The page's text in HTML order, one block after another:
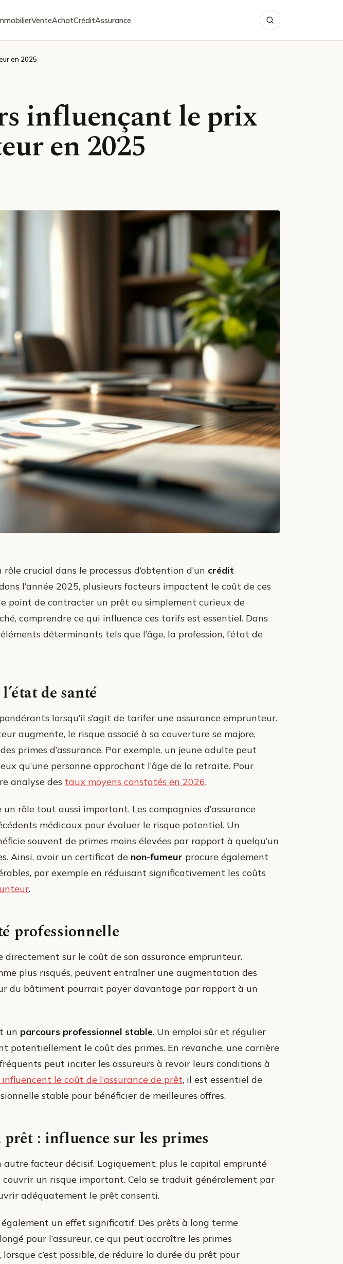
VenteAchatCréditAssurance
en 2025
influençant le prix
en 2025
rôle crucial dans le processus d’obtention d’un crédit
l’année 2025, plusieurs facteurs impactent le coût de ces
le point de contracter un prêt ou simplement curieux de
comprendre ce qui influence ces tarifs est essentiel. Dans
déterminants tels que l’âge, la profession, l’état de
de santé
lorsqu’il s’agit de tarifer une assurance emprunteur.
augmente, le risque associé à sa couverture se majore,
primes d’assurance. Par exemple, un jeune adulte peut
qu’une personne approchant l’âge de la retraite. Pour
analyse des taux moyens constatés en 2026.
un rôle tout aussi important. Les compagnies d’assurance
médicaux pour évaluer le risque potentiel. Un
souvent de primes moins élevées par rapport à quelqu’un
Ainsi, avoir un certificat de non-fumeur procure également
par exemple en réduisant significativement les coûts
.
professionnelle
directement sur le coût de son assurance emprunteur.
plus risqués, peuvent entraîner une augmentation des
du bâtiment pourrait payer davantage par rapport à un
un parcours professionnel stable. Un emploi sûr et régulier
potentiellement le coût des primes. En revanche, une carrière
peut inciter les assureurs à revoir leurs conditions à
le coût de l’assurance de prêt, il est essentiel de
stable pour bénéficier de meilleures offres.
: influence sur les primes
autre facteur décisif. Logiquement, plus le capital emprunté
couvrir un risque important. Cela se traduit généralement par
adéquatement le prêt consenti.
également un effet significatif. Des prêts à long terme
pour l’assureur, ce qui peut accroître les primes
c’est possible, de réduire la durée du prêt pour